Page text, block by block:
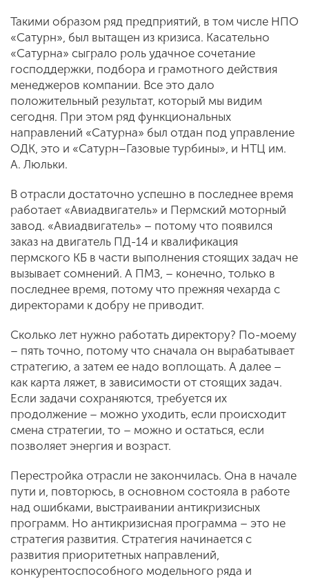
Такими образом ряд предприятий, в том числе НПО
«Сатурн», был вытащен из кризиса. Касательно
«Сатурна» сыграло роль удачное сочетание
господдержки, подбора и грамотного действия
менеджеров компании. Все это дало
положительный результат, который мы видим
сегодня. При этом ряд функциональных
направлений «Сатурна» был отдан под управление
ОДК, это и «Сатурн–Газовые турбины», и НТЦ им.
А. Люльки.
В отрасли достаточно успешно в последнее время
работает «Авиадвигатель» и Пермский моторный
завод. «Авиадвигатель» – потому что появился
заказ на двигатель ПД-14 и квалификация
пермского КБ в части выполнения стоящих задач не
вызывает сомнений. А ПМЗ, – конечно, только в
последнее время, потому что прежняя чехарда с
директорами к добру не приводит.
Сколько лет нужно работать директору? По-моему
– пять точно, потому что сначала он вырабатывает
стратегию, а затем ее надо воплощать. А далее –
как карта ляжет, в зависимости от стоящих задач.
Если задачи сохраняются, требуется их
продолжение – можно уходить, если происходит
смена стратегии, то – можно и остаться, если
позволяет энергия и возраст.
Перестройка отрасли не закончилась. Она в начале
пути и, повторюсь, в основном состояла в работе
над ошибками, выстраивании антикризисных
программ. Но антикризисная программа – это не
стратегия развития. Стратегия начинается с
развития приоритетных направлений,
конкурентоспособного модельного ряда и